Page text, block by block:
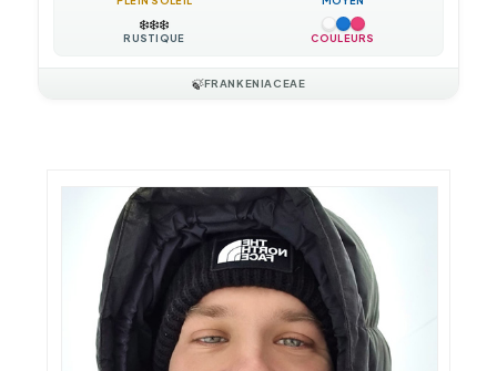
❄️❄️❄️
RUSTIQUE COULEURS
🍃FRANKENIACEAE